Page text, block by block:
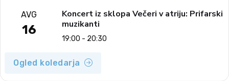
AVG
16
Koncert iz sklopa Večeri v atriju: Prifarski
muzikanti
19:00 - 20:30
Ogled koledarja